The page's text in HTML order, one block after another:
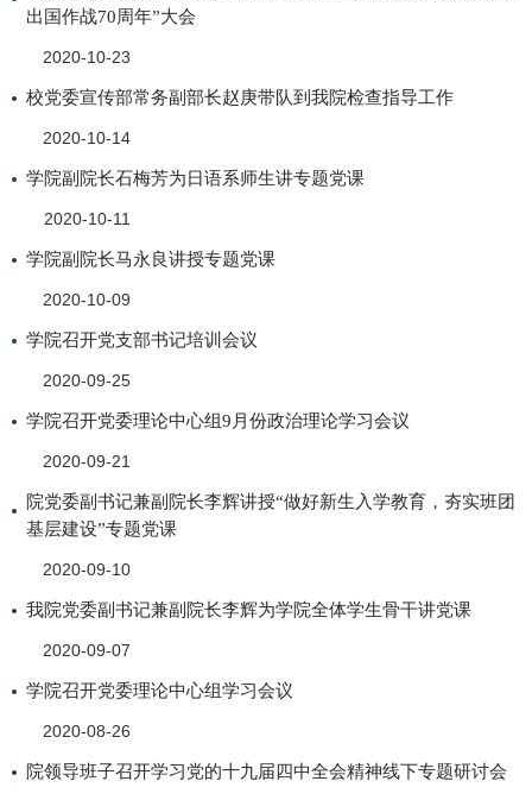
出国作战70周年”大会
2020-10-23
校党委宣传部常务副部长赵庚带队到我院检查指导工作
2020-10-14
学院副院长石梅芳为日语系师生讲专题党课
2020-10-11
学院副院长马永良讲授专题党课
2020-10-09
学院召开党支部书记培训会议
2020-09-25
学院召开党委理论中心组9月份政治理论学习会议
2020-09-21
院党委副书记兼副院长李辉讲授“做好新生入学教育，夯实班团
基层建设”专题党课
2020-09-10
我院党委副书记兼副院长李辉为学院全体学生骨干讲党课
2020-09-07
学院召开党委理论中心组学习会议
2020-08-26
院领导班子召开学习党的十九届四中全会精神线下专题研讨会